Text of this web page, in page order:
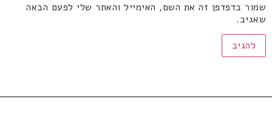
שמור בדפדפן זה את השם, האימייל והאתר שלי לפעם הבאה
שאגיב.